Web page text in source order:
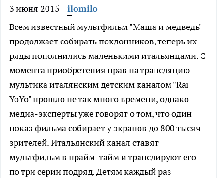
3 июня 2015
ilomilo
Всем известный мультфильм "Маша и медведь"
продолжает собирать поклонников, теперь их
ряды пополнились маленькими итальянцами. С
момента приобретения прав на трансляцию
мультика италянским детским каналом "Rai
YoYo" прошло не так много времени, однако
медиа-эксперты уже говорят о том, что один
показ фильма собирает у экранов до 800 тысяч
зрителей. Итальянский канал ставят
мультфильм в прайм-тайм и транслируют его
по три серии подряд. Детям каждый раз